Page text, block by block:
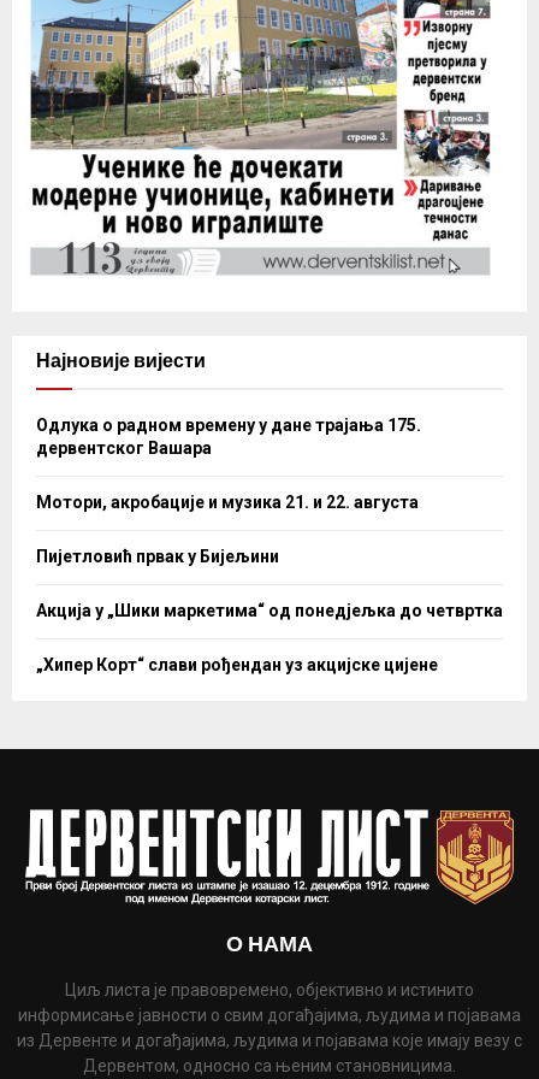
Најновије вијести
Одлука о радном времену у дане трајања 175.
дервентског Вашара
Мотори, акробације и музика 21. и 22. августа
Пијетловић првак у Бијељини
Акција у „Шики маркетима“ од понедјељка до четвртка
„Хипер Корт“ слави рођендан уз акцијске цијене
О НАМА
Циљ листа је правовремено, објективно и истинито
информисање јавности о свим догађајима, људима и појавама
из Дервенте и догађајима, људима и појавама које имају везу с
Дервентом, односно са њеним становницима.